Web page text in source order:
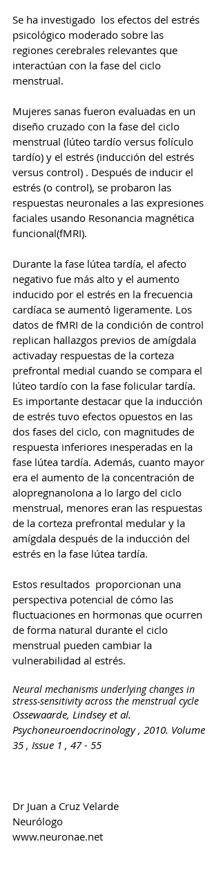
Se ha investigado  los efectos del estrés
psicológico moderado sobre las
regiones cerebrales relevantes que
interactúan con la fase del ciclo
menstrual.
Mujeres sanas fueron evaluadas en un
diseño cruzado con la fase del ciclo
menstrual (lúteo tardío versus folículo
tardío) y el estrés (inducción del estrés
versus control) . Después de inducir el
estrés (o control), se probaron las
respuestas neuronales a las expresiones
faciales usando Resonancia magnética
funcional(fMRI).
Durante la fase lútea tardía, el afecto
negativo fue más alto y el aumento
inducido por el estrés en la frecuencia
cardíaca se aumentó ligeramente. Los
datos de fMRI de la condición de control
replican hallazgos previos de amígdala
activaday respuestas de la corteza
prefrontal medial cuando se compara el
lúteo tardío con la fase folicular tardía.
Es importante destacar que la inducción
de estrés tuvo efectos opuestos en las
dos fases del ciclo, con magnitudes de
respuesta inferiores inesperadas en la
fase lútea tardía. Además, cuanto mayor
era el aumento de la concentración de
alopregnanolona a lo largo del ciclo
menstrual, menores eran las respuestas
de la corteza prefrontal medular y la
amígdala después de la inducción del
estrés en la fase lútea tardía.
Estos resultados  proporcionan una
perspectiva potencial de cómo las
fluctuaciones en hormonas que ocurren
de forma natural durante el ciclo
menstrual pueden cambiar la
vulnerabilidad al estrés.
Neural mechanisms underlying changes in
stress-sensitivity across the menstrual cycle
Ossewaarde, Lindsey et al.
Psychoneuroendocrinology , 2010. Volume
35 , Issue 1 , 47 - 55
Dr Juan a Cruz Velarde
Neurólogo
www.neuronae.net